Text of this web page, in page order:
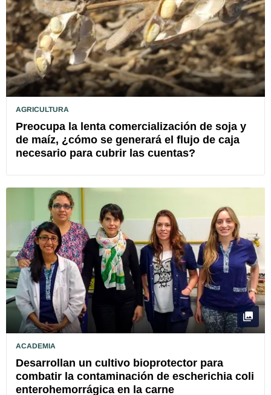
AGRICULTURA
Preocupa la lenta comercialización de soja y
de maíz, ¿cómo se generará el flujo de caja
necesario para cubrir las cuentas?
ACADEMIA
Desarrollan un cultivo bioprotector para
combatir la contaminación de escherichia coli
enterohemorrágica en la carne